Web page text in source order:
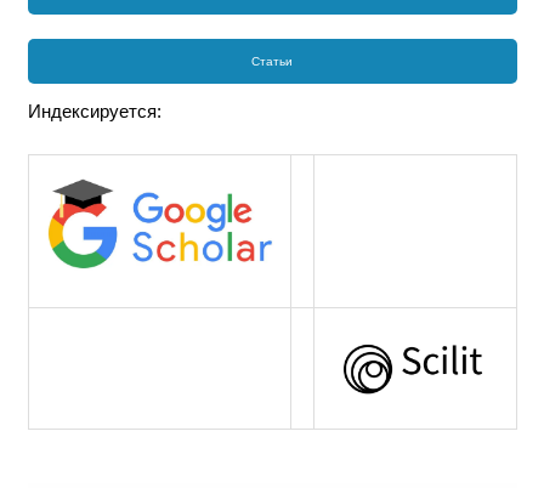
Статьи
Индексируется: